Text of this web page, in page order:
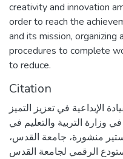
creativity and innovation
order to reach the
and its mission,
procedures to complete
to reduce.
Citation
(2022). دور القيادة الإبداعية في تعزيز التميز
وزارة التربية والتعليم في
منشورة، جامعة القدس،
الرقمي لجامعة القدس.